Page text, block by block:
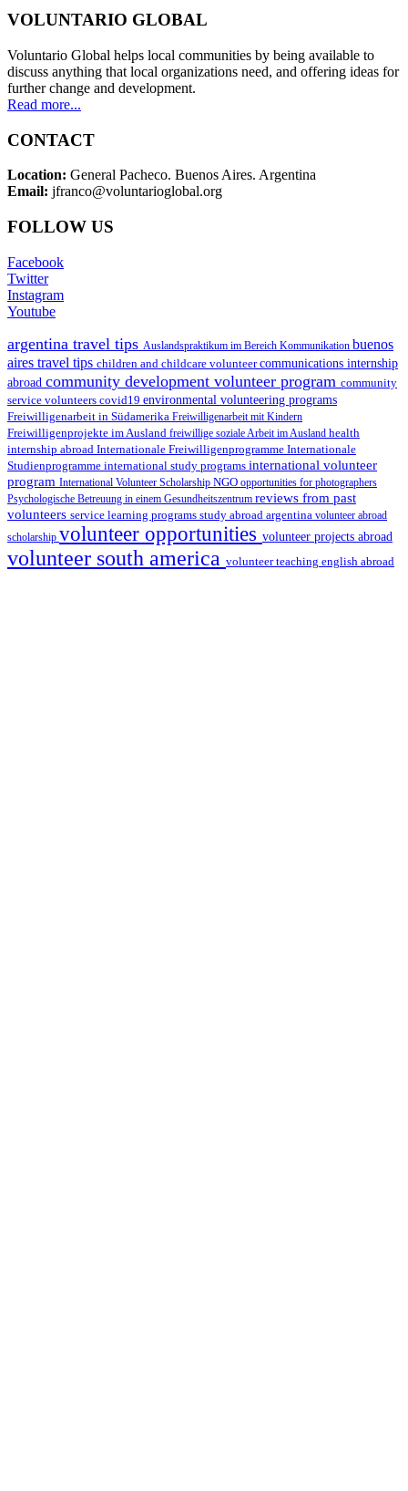
VOLUNTARIO GLOBAL
Voluntario Global helps local communities by being available to
discuss anything that local organizations need, and offering ideas for
further change and development.
Read more...
CONTACT
Location: General Pacheco. Buenos Aires. Argentina
Email: jfranco@voluntarioglobal.org
FOLLOW US
Facebook
Twitter
Instagram
Youtube
argentina travel tips Auslandspraktikum im Bereich Kommunikation buenos
aires travel tips children and childcare volunteercommunications internship
abroad community development volunteer program community
service volunteers covid19 environmental volunteering programs
Freiwilligenarbeit in Südamerika Freiwilligenarbeit mit Kindern
Freiwilligenprojekte im Ausland freiwillige soziale Arbeit im Ausland health
internship abroad Internationale Freiwilligenprogramme Internationale
Studienprogramme international study programs international volunteer
program International Volunteer Scholarship NGO opportunities for photographers
Psychologische Betreuung in einem Gesundheitszentrum reviews from past
volunteers service learning programs study abroad argentina volunteer abroad
scholarship volunteer opportunities volunteer projects abroad
volunteer south america volunteer teaching english abroad